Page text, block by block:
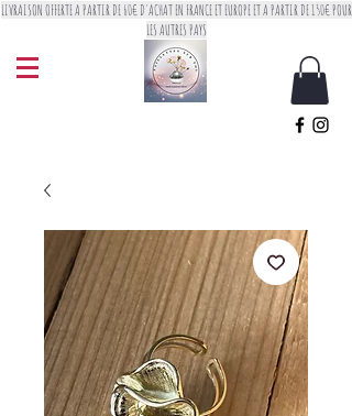
LIVRAISON OFFERTE A PARTIR DE 60€ D'ACHAT EN FRANCE ET EUROPE ET A PARTIR DE 150€ POUR
LES AUTRES PAYS